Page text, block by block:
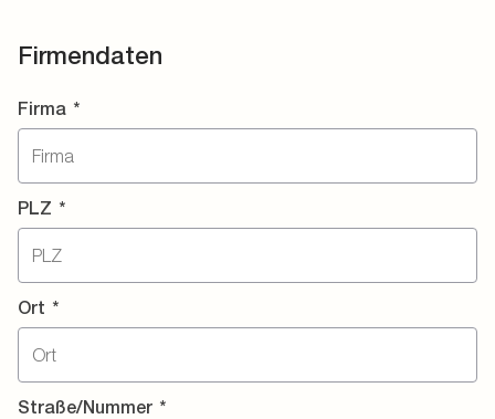
Firmendaten
Firma *
PLZ *
Ort *
Straße/Nummer *